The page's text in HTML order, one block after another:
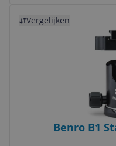
Vergelijken
Benro B1